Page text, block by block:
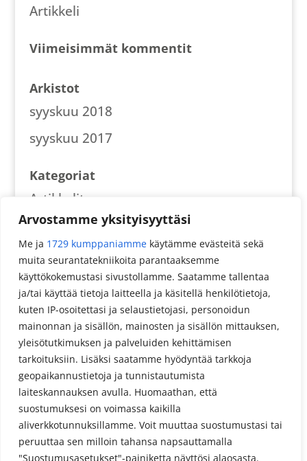
Arvostamme yksityisyyttäsi
Me ja 1729 kumppaniamme käytämme evästeitä sekä
muita seurantatekniikoita parantaaksemme
käyttökokemustasi sivustollamme. Saatamme tallentaa
ja/tai käyttää tietoja laitteella ja käsitellä henkilötietoja,
kuten IP-osoitettasi ja selaustietojasi, personoidun
mainonnan ja sisällön, mainosten ja sisällön mittauksen,
yleisötutkimuksen ja palveluiden kehittämisen
tarkoituksiin. Lisäksi saatamme hyödyntää tarkkoja
geopaikannustietoja ja tunnistautumista
laiteskannauksen avulla. Huomaathan, että
suostumuksesi on voimassa kaikilla
aliverkkotunnuksillamme. Voit muuttaa suostumustasi tai
peruuttaa sen milloin tahansa napsauttamalla
"Suostumusasetukset"-painiketta näyttösi alaosasta.
Artikkeli
Viimeisimmät kommentit
Arkistot
syyskuu 2018
syyskuu 2017
Kategoriat
Artikkelit
Reseptit
Meta
Kirjaudu sisään
Sisältösyöte
Kommenttisyöte
WordPress.org